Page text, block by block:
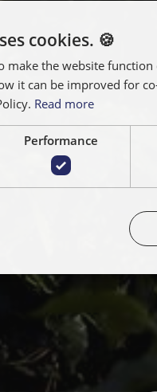
cookies. 🍪
make the website
it can be improved for
Read more
Performance